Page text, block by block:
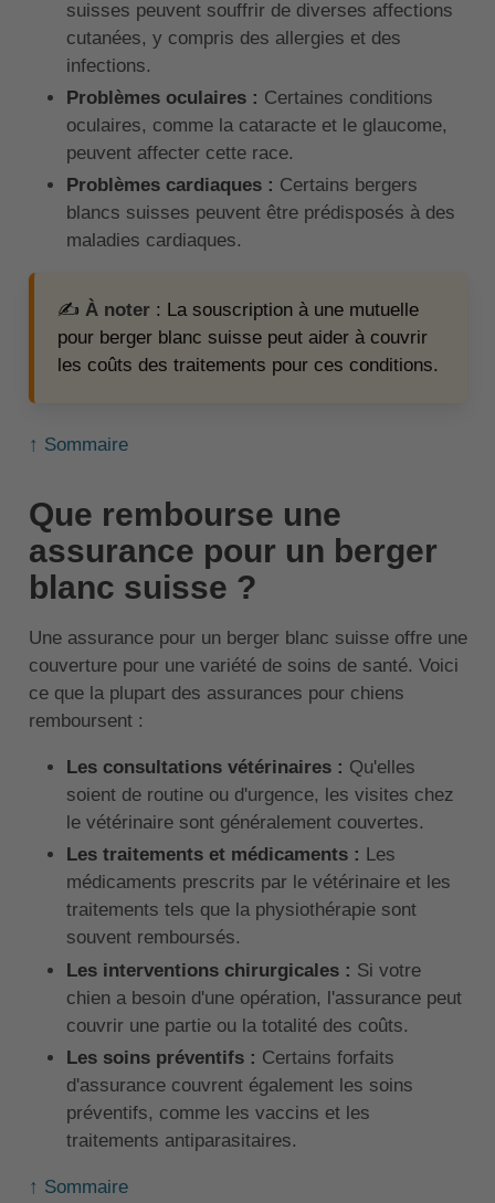
suisses peuvent souffrir de diverses affections
cutanées, y compris des allergies et des
infections.
Problèmes oculaires : Certaines conditions
oculaires, comme la cataracte et le glaucome,
peuvent affecter cette race.
Problèmes cardiaques : Certains bergers
blancs suisses peuvent être prédisposés à des
maladies cardiaques.
✍️ À noter: La souscription à une mutuelle
pour berger blanc suisse peut aider à couvrir
les coûts des traitements pour ces conditions.
↑ Sommaire
Que rembourse une
assurance pour un berger
blanc suisse ?
Une assurance pour un berger blanc suisse offre une
couverture pour une variété de soins de santé. Voici
ce que la plupart des assurances pour chiens
remboursent :
Les consultations vétérinaires : Qu'elles
soient de routine ou d'urgence, les visites chez
le vétérinaire sont généralement couvertes.
Les traitements et médicaments : Les
médicaments prescrits par le vétérinaire et les
traitements tels que la physiothérapie sont
souvent remboursés.
Les interventions chirurgicales : Si votre
chien a besoin d'une opération, l'assurance peut
couvrir une partie ou la totalité des coûts.
Les soins préventifs : Certains forfaits
d'assurance couvrent également les soins
préventifs, comme les vaccins et les
traitements antiparasitaires.
↑ Sommaire